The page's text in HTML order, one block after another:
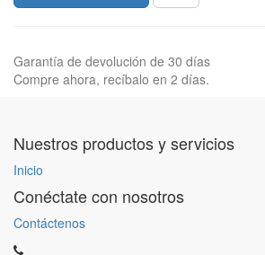
Garantía de devolución de 30 días
Compre ahora, recíbalo en 2 días.
Nuestros productos y servicios
Inicio
Conéctate con nosotros
Contáctenos